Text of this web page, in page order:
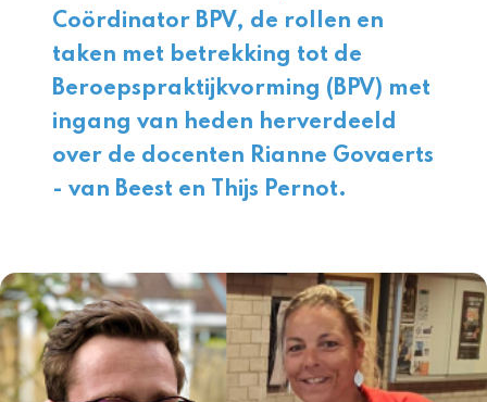
Coördinator BPV, de rollen en
taken met betrekking tot de
Beroepspraktijkvorming (BPV) met
ingang van heden herverdeeld
over de docenten Rianne Govaerts
- van Beest en Thijs Pernot.